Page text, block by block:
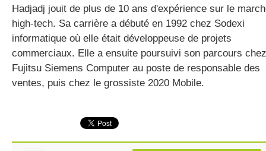
Hadjadj jouit de plus de 10 ans d'expérience sur le
high-tech. Sa carrière a débuté en 1992 chez Sodexi
informatique où elle était développeuse de projets
commerciaux. Elle a ensuite poursuivi son parcours chez
Fujitsu Siemens Computer au poste de responsable des
ventes, puis chez le grossiste 2020 Mobile.